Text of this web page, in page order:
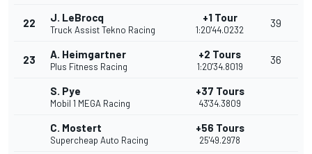
22 J. LeBrocq
Truck Assist Tekno Racing
+1 Tour
1:20'44.0232
39
23 A. Heimgartner
Plus Fitness Racing
+2 Tours
1:20'34.8019
36
S. Pye
Mobil 1 MEGA Racing
+37 Tours
43'34.3809
C. Mostert
Supercheap Auto Racing
+56 Tours
25'49.2978